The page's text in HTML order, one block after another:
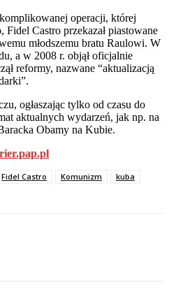
operacji, której
Castro przekazał piastowane
młodszemu bratu Raulowi. W
a w 2008 r. objął oficjalnie
reformy, nazwane “aktualizacją
ogłaszając tylko od czasu do
aktualnych wydarzeń, jak np. na
Obamy na Kubie.
Fidel Castro Komunizm
kuba